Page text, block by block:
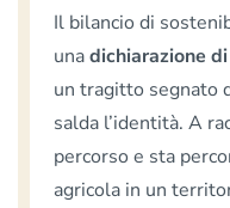
Il bilancio di
unadichiarazione
un tragitto segnato
salda l’identità. A
percorso e sta
agricola in un